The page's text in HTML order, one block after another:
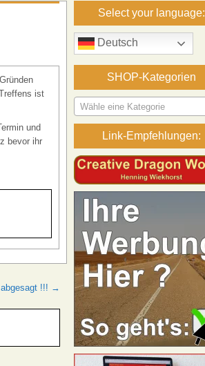
ist
und
bevor ihr
abgesagt !!! →
Select your language:
Deutsch
SHOP-Kategorien
Wähle eine Kategorie
Link-Empfehlungen: